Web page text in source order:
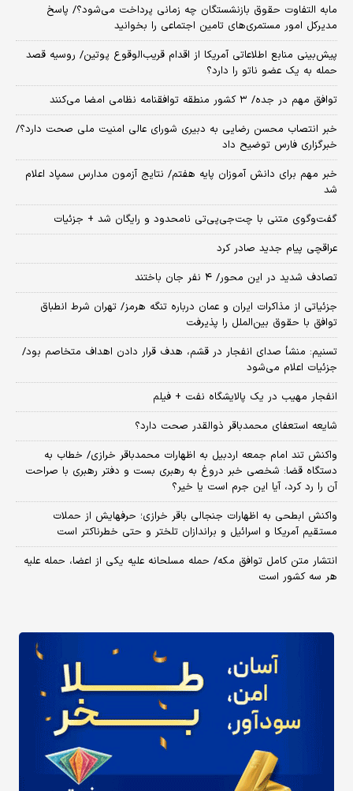
مابه التفاوت حقوق بازنشستگان چه زمانی پرداخت می‌شود؟/ پاسخ
مدیرکل امور مستمری‌های تامین اجتماعی را بخوانید
پیش‌بینی منابع اطلاعاتی آمریکا از اقدام قریب‌الوقوع پوتین/ روسیه قصد
حمله به یک عضو ناتو را دارد؟
توافق مهم در جده/ ۳ کشور منطقه توافقنامه نظامی امضا می‌کنند
خبر انتصاب محسن رضایی به دبیری شورای عالی امنیت ملی صحت دارد؟/
خبرگزاری فارس توضیح داد
خبر مهم برای دانش آموزان پایه هفتم/ نتایج آزمون مدارس سمپاد اعلام
شد
گفت‌وگوی متنی با چت‌جی‌پی‌تی نامحدود و رایگان شد + جزئیات
عراقچی پیام جدید صادر کرد
تصادف شدید در این محور/ ۴ نفر جان باختند
جزئیاتی از مذاکرات ایران و عمان درباره تنگه هرمز/ تهران شرط انطباق
توافق با حقوق بین‌الملل را پذیرفت
تسنیم: منشأ صدای انفجار در قشم، هدف قرار دادن اهداف متخاصم بود/
جزئیات اعلام می‌شود
انفجار مهیب در یک پالایشگاه نفت + فیلم
شایعه استعفای محمدباقر ذوالقدر صحت دارد؟
واکنش تند امام جمعه اردبیل به اظهارات محمدباقر خرازی/ خطاب به
دستگاه قضا: شخصی خبر دروغ به رهبری بست و دفتر رهبری با صراحت
آن را رد کرد، آیا این جرم است یا خیر؟
واکنش ابطحی به اظهارات جنجالی باقر خرازی؛ حرفهایش از حملات
مستقیم آمریکا و اسرائیل و براندازان تلختر و حتی خطرناکتر است
انتشار متن کامل توافق مکه/ حمله مسلحانه علیه یکی از اعضا، حمله علیه
هر سه کشور است